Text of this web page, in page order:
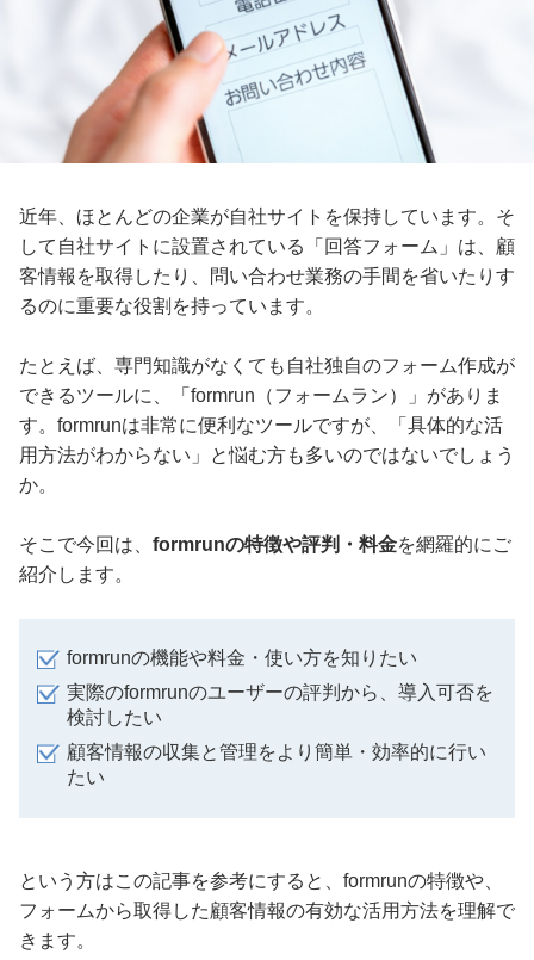
近年、ほとんどの企業が自社サイトを保持しています。そ
して自社サイトに設置されている「回答フォーム」は、顧
客情報を取得したり、問い合わせ業務の手間を省いたりす
るのに重要な役割を持っています。
たとえば、専門知識がなくても自社独自のフォーム作成が
できるツールに、「formrun（フォームラン）」がありま
す。formrunは非常に便利なツールですが、「具体的な活
用方法がわからない」と悩む方も多いのではないでしょう
か。
そこで今回は、 formrunの特徴や評判・料金を網羅的にご
紹介します。
formrunの機能や料金・使い方を知りたい
実際のformrunのユーザーの評判から、導入可否を
検討したい
顧客情報の収集と管理をより簡単・効率的に行い
たい
という方はこの記事を参考にすると、formrunの特徴や、
フォームから取得した顧客情報の有効な活用方法を理解で
きます。